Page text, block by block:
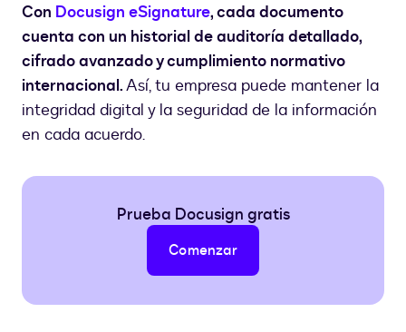
Con Docusign eSignature, cada documento
cuenta con un historial de auditoría detallado,
cifrado avanzado y cumplimiento normativo
internacional.Así, tu empresa puede mantener la
integridad digital y la seguridad de la información
en cada acuerdo.
Prueba Docusign gratis
Comenzar